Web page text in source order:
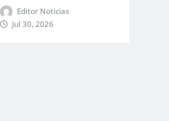
Editor Noticias
Jul 30, 2026